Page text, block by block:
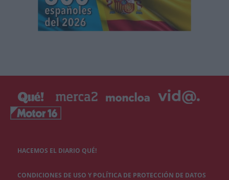
HACEMOS EL DIARIO QUÉ!
CONDICIONES DE USO Y POLÍTICA DE PROTECCIÓN DE DATOS